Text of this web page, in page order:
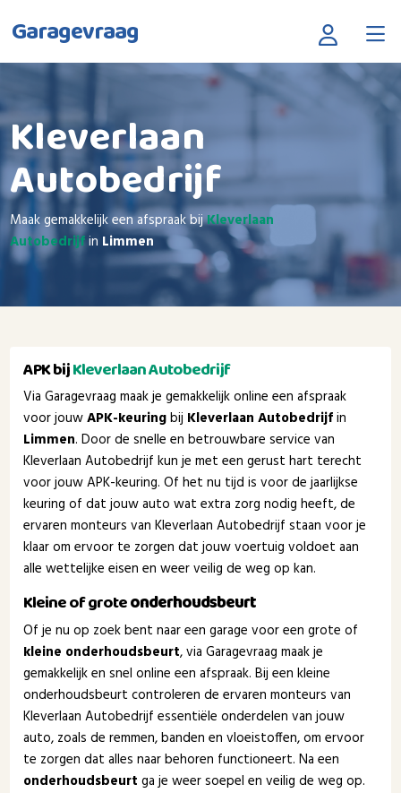
Garagevraag
Kleverlaan
Autobedrijf
Maak gemakkelijk een afspraak bijKleverlaan
Autobedrijfin Limmen
APK bijKleverlaan Autobedrijf
Via Garagevraag maak je gemakkelijk online een afspraak
voor jouwAPK-keuringbij Kleverlaan Autobedrijfin
Limmen. Door de snelle en betrouwbare service van
Kleverlaan Autobedrijf kun je met een gerust hart terecht
voor jouw APK-keuring. Of het nu tijd is voor de jaarlijkse
keuring of dat jouw auto wat extra zorg nodig heeft, de
ervaren monteurs van Kleverlaan Autobedrijf staan voor je
klaar om ervoor te zorgen dat jouw voertuig voldoet aan
alle wettelijke eisen en weer veilig de weg op kan.
Kleine of groteonderhoudsbeurt
Of je nu op zoek bent naar een garage voor een grote of
kleine onderhoudsbeurt, via Garagevraag maak je
gemakkelijk en snel online een afspraak. Bij een kleine
onderhoudsbeurt controleren de ervaren monteurs van
Kleverlaan Autobedrijf essentiële onderdelen van jouw
auto, zoals de remmen, banden en vloeistoffen, om ervoor
te zorgen dat alles naar behoren functioneert. Na een
onderhoudsbeurt ga je weer soepel en veilig de weg op.